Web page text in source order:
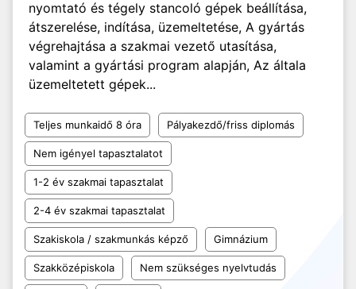
nyomtató és tégely stancoló gépek beállítása,
átszerelése, indítása, üzemeltetése, A gyártás
végrehajtása a szakmai vezető utasítása,
valamint a gyártási program alapján, Az általa
üzemeltetett gépek...
Teljes munkaidő 8 óra Pályakezdő/friss diplomás
Nem igényel tapasztalatot
1-2 év szakmai tapasztalat
2-4 év szakmai tapasztalat
Szakiskola / szakmunkás képző Gimnázium
Szakközépiskola Nem szükséges nyelvtudás